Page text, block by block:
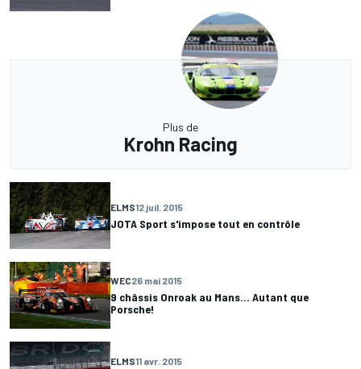
Plus de
Krohn Racing
ELMS12 juil. 2015
JOTA Sport s'impose tout en contrôle
WEC26 mai 2015
9 châssis Onroak au Mans... Autant que
Porsche!
ELMS11 avr. 2015